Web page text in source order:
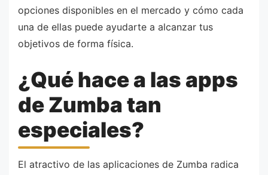
opciones disponibles en el mercado y cómo cada
una de ellas puede ayudarte a alcanzar tus
objetivos de forma física.
¿Qué hace a las apps
de Zumba tan
especiales?
El atractivo de las aplicaciones de Zumba radica